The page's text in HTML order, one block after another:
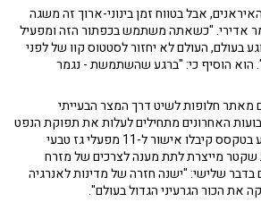
אבל בטווח זמן בינוני-ארוך זה משגה
אדירי. "כשאתה משתמש בכפתור הזה ומפעיל
בעולם, העולם לא יחזור לסטטוס קוו של לפני
הוא הוסיף כי: "ברגע שהשתמשת - נגמר
מאתר חלופות לשיט דרך המצר הבעייתי
האחרונים מתחילים לעלות את תפוקת הנפט
שלהם ב-25%, באותו שבוע בטקסס קיבלו אישור ל-11 מפעלי גז טבעי
מייצרת לתת מענה לצרכים של מזרח
שלישי: "ישנה חזרה של מדינות לאנרגיה
את הכור הגרעיני הגדול בעולם".